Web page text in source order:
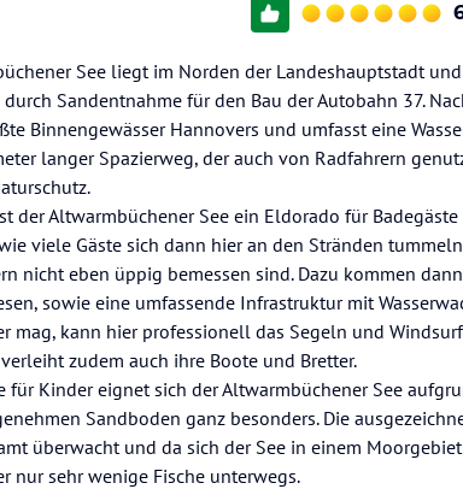
See liegt im Norden der Landeshauptstadt
Sandentnahme für den Bau der Autobahn 37.
Binnengewässer Hannovers und umfasst eine
langer Spazierweg, der auch von Radfahrern
der Altwarmbüchener See ein Eldorado für
viele Gäste sich dann hier an den Stränden
nicht eben üppig bemessen sind. Dazu kommen
sowie eine umfassende Infrastruktur mit
mag, kann hier professionell das Segeln und
verleiht zudem auch ihre Boote und Bretter.
für Kinder eignet sich der Altwarmbüchener See
Sandboden ganz besonders. Die
überwacht und da sich der See in einem
nur sehr wenige Fische unterwegs.